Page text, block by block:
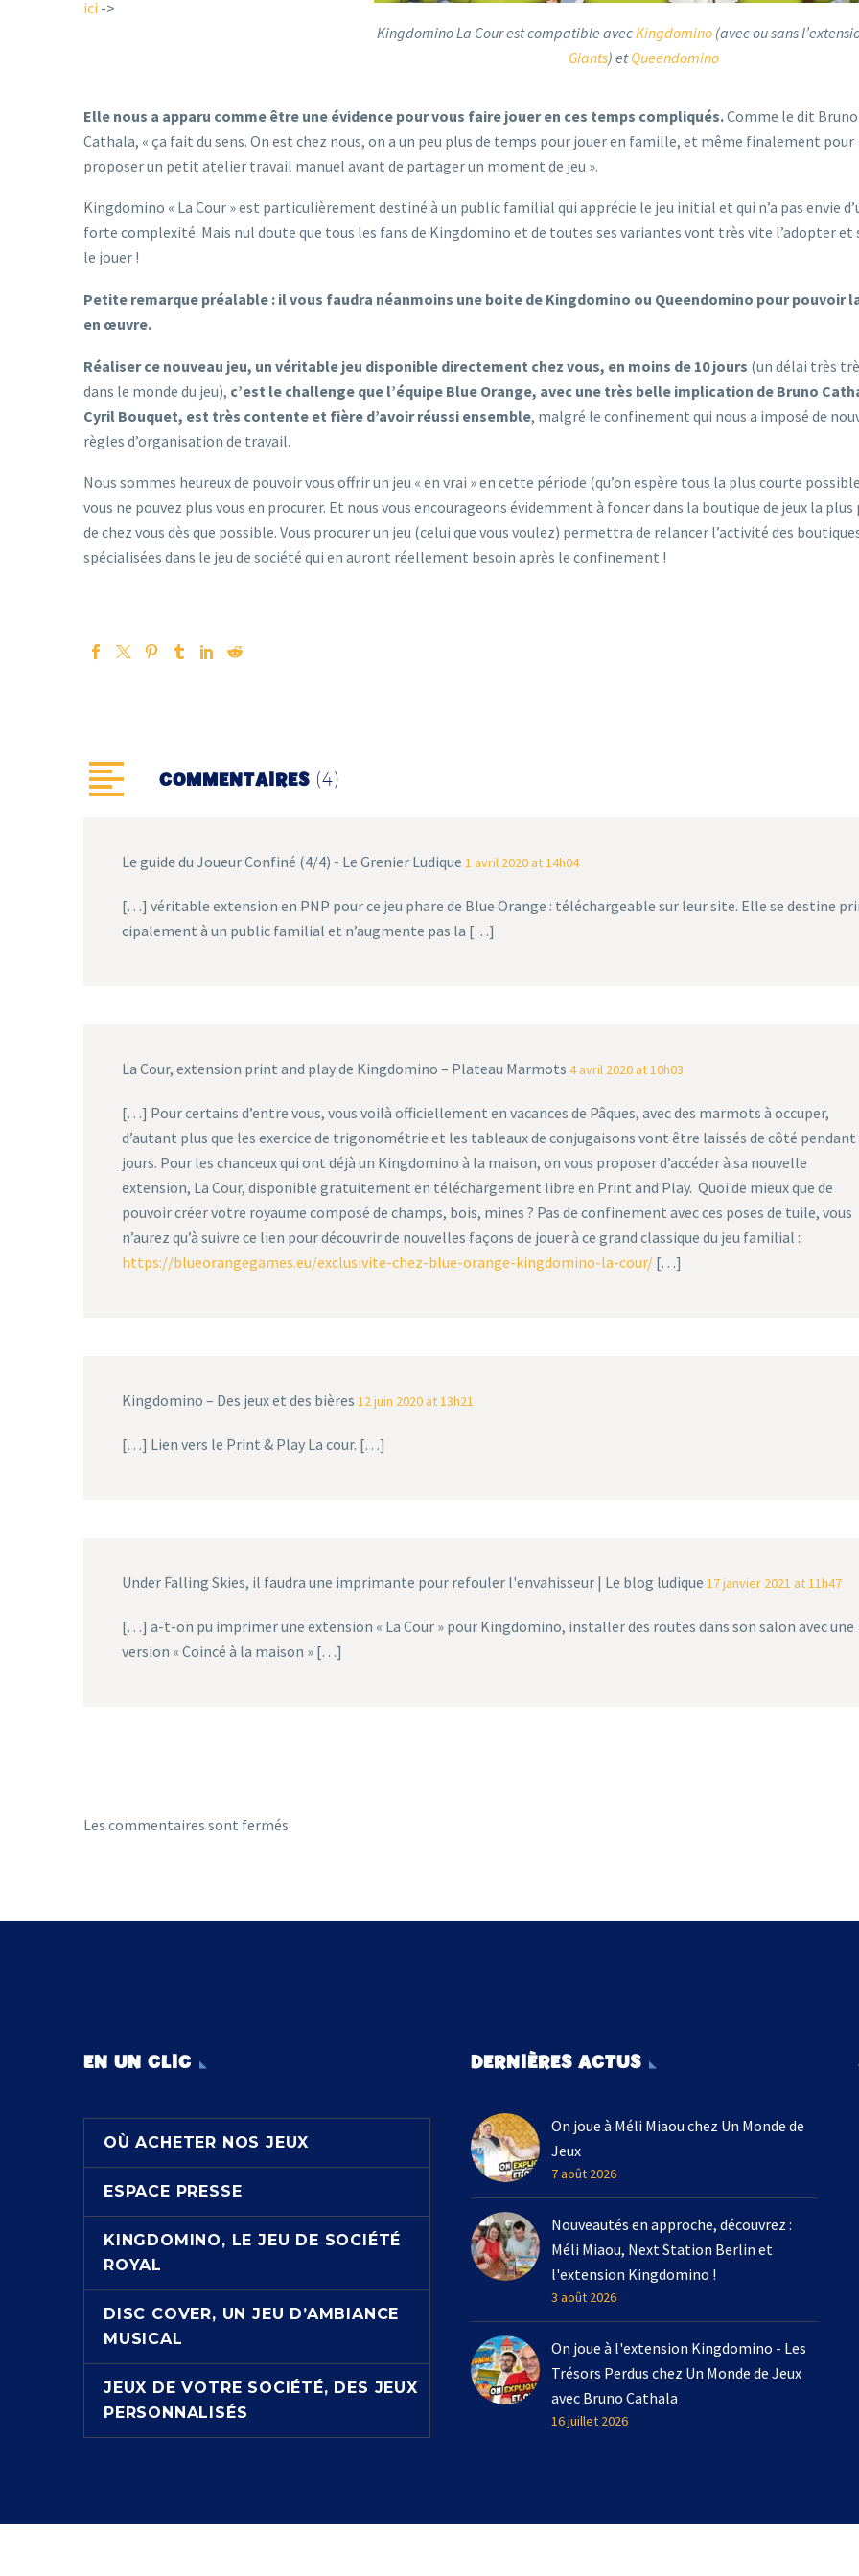
ici ->
Kingdomino La Cour est compatible avecKingdomino (avec ou sans
Giants) etQueendomino
Elle nous a apparu comme être une évidence pour vous faire jouer en ces temps compliqués.Comme le dit Bruno
Cathala, « ça fait du sens. On est chez nous, on a un peu plus de temps pour jouer en famille, et même finalement pour
proposer un petit atelier travail manuel avant de partager un moment de jeu ».
Kingdomino « La Cour » est particulièrement destiné à un public familial qui apprécie le jeu initial et qui n’a pas envie
forte complexité. Mais nul doute que tous les fans de Kingdomino et de toutes ses variantes vont très vite l’adopter
le jouer !
Petite remarque préalable : il vous faudra néanmoins une boite de Kingdomino ou Queendomino pour pouvoir
en œuvre.
Réaliser ce nouveau jeu, un véritable jeu disponible directement chez vous, en moins de 10 jours (un délai très
dans le monde du jeu), c’est le challenge que l’équipe Blue Orange, avec une très belle implication de Bruno
Cyril Bouquet, est très contente et fière d’avoir réussi ensemble, malgré le confinement qui nous a imposé de
règles d’organisation de travail.
Nous sommes heureux de pouvoir vous offrir un jeu « en vrai » en cette période (qu’on espère tous la plus courte
vous ne pouvez plus vous en procurer. Et nous vous encourageons évidemment à foncer dans la boutique de jeux la plus
de chez vous dès que possible. Vous procurer un jeu (celui que vous voulez) permettra de relancer l’activité des
spécialisées dans le jeu de société qui en auront réellement besoin après le confinement !
COMMENTAIRES (4)
Le guide du Joueur Confiné (4/4) - Le Grenier Ludique 1 avril 2020 at 14h04
[…] véri­table exten­sion en PNP pour ce jeu phare de Blue Orange : télé­char­geable sur leur site. Elle se des­tine
ci­pa­le­ment à un public fami­lial et n’aug­mente pas la […]
La Cour, extension print and play de Kingdomino – Plateau Marmots 4 avril 2020 at 10h03
[…] Pour certains d’entre vous, vous voilà officiellement en vacances de Pâques, avec des marmots à occuper,
d’autant plus que les exercice de trigonométrie et les tableaux de conjugaisons vont être laissés de côté pendant
jours. Pour les chanceux qui ont déjà un Kingdomino à la maison, on vous proposer d’accéder à sa nouvelle
extension, La Cour, disponible gratuitement en téléchargement libre en Print and Play. Quoi de mieux que de
pouvoir créer votre royaume composé de champs, bois, mines ? Pas de confinement avec ces poses de tuile, vous
n’aurez qu’à suivre ce lien pour découvrir de nouvelles façons de jouer à ce grand classique du jeu familial :
https://blueorangegames.eu/exclusivite-chez-blue-orange-kingdomino-la-cour/ […]
Kingdomino – Des jeux et des bières 12 juin 2020 at 13h21
[…] Lien vers le Print & Play La cour. […]
Under Falling Skies, il faudra une imprimante pour refouler l'envahisseur | Le blog ludique 17 janvier 2021 at 11h47
[…] a-t-on pu imprimer une extension « La Cour » pour Kingdomino, installer des routes dans son salon avec une
version « Coincé à la maison » […]
Les commentaires sont fermés.
EN UN CLIC
OÙ ACHETER NOS JEUX
ESPACE PRESSE
KINGDOMINO, LE JEU DE SOCIÉTÉ
ROYAL
DISC COVER, UN JEU D’AMBIANCE
MUSICAL
JEUX DE VOTRE SOCIÉTÉ, DES JEUX
PERSONNALISÉS
DERNIÈRES ACTUS
On joue à Méli Miaou chez Un Monde de
Jeux
7 août 2026
Nouveautés en approche, découvrez :
Méli Miaou, Next Station Berlin et
l'extension Kingdomino !
3 août 2026
On joue à l'extension Kingdomino - Les
Trésors Perdus chez Un Monde de Jeux
avec Bruno Cathala
16 juillet 2026